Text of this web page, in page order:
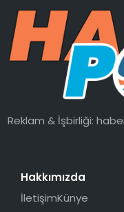
Reklam & İşbirliği:
Hakkımızda
İletişimKünye